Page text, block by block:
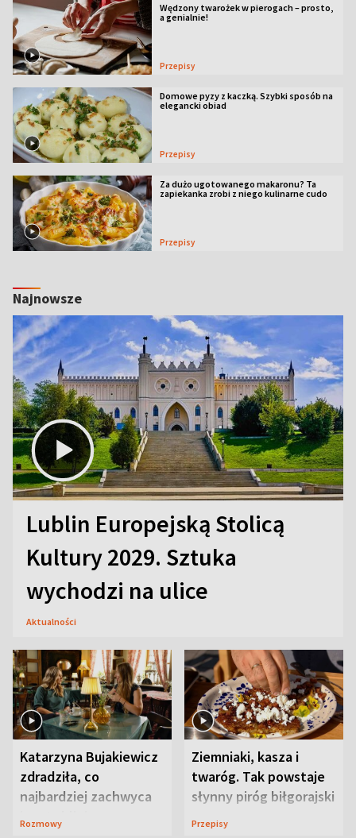
Wędzony twarożek w pierogach – prosto,
a genialnie!
Przepisy
Domowe pyzy z kaczką. Szybki sposób na
elegancki obiad
Przepisy
Za dużo ugotowanego makaronu? Ta
zapiekanka zrobi z niego kulinarne cudo
Przepisy
Najnowsze
Lublin Europejską Stolicą
Kultury 2029. Sztuka
wychodzi na ulice
Aktualności
Katarzyna Bujakiewicz
zdradziła, co
najbardziej zachwyca
ją w Lublinie
Rozmowy
Ziemniaki, kasza i
twaróg. Tak powstaje
słynny piróg biłgorajski
Przepisy